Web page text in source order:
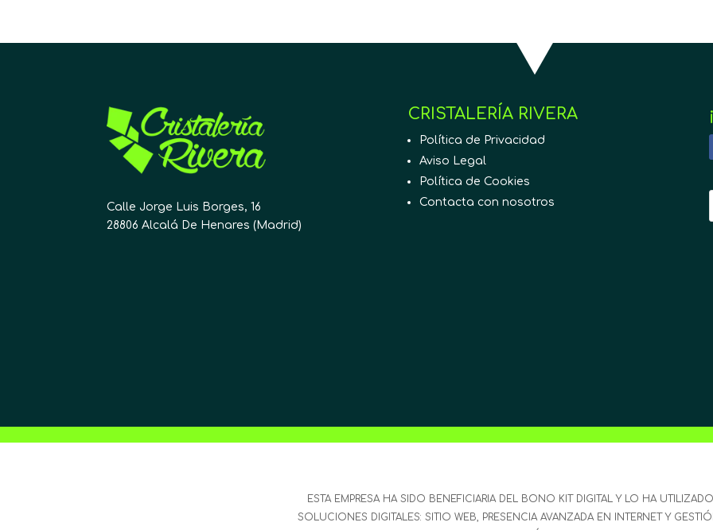
Calle Jorge Luis Borges, 16
28806 Alcalá De Henares (Madrid)
CRISTALERÍA RIVERA
Política de Privacidad
Aviso Legal
Política de Cookies
Contacta con nosotros
ESTA EMPRESA HA SIDO BENEFICIARIA DEL BONO KIT DIGITAL Y LO HA
SOLUCIONES DIGITALES: SITIO WEB, PRESENCIA AVANZADA EN INTERNET Y